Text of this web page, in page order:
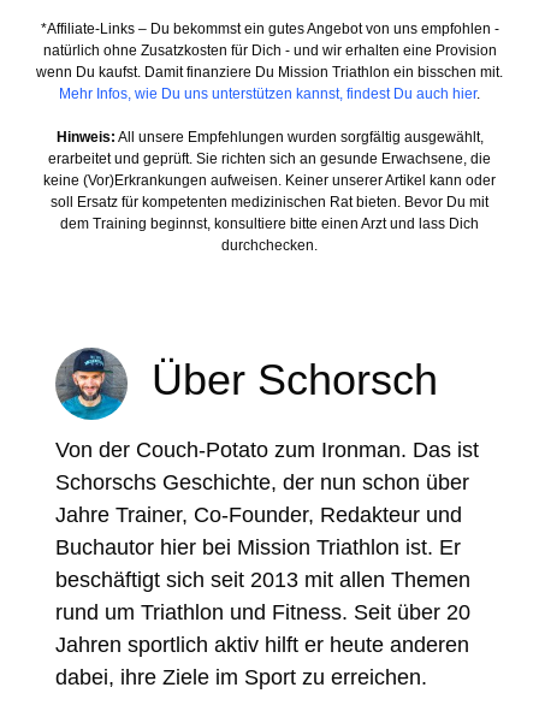
*Affiliate-Links – Du bekommst ein gutes Angebot von uns empfohlen -
natürlich ohne Zusatzkosten für Dich - und wir erhalten eine Provision
wenn Du kaufst. Damit finanziere Du Mission Triathlon ein bisschen mit.
Mehr Infos, wie Du uns unterstützen kannst, findest Du auch hier.
Hinweis: All unsere Empfehlungen wurden sorgfältig ausgewählt,
erarbeitet und geprüft. Sie richten sich an gesunde Erwachsene, die
keine (Vor)Erkrankungen aufweisen. Keiner unserer Artikel kann oder
soll Ersatz für kompetenten medizinischen Rat bieten. Bevor Du mit
dem Training beginnst, konsultiere bitte einen Arzt und lass Dich
durchchecken.
Über Schorsch
Von der Couch-Potato zum Ironman. Das ist
Schorschs Geschichte, der nun schon über
Jahre Trainer, Co-Founder, Redakteur und
Buchautor hier bei Mission Triathlon ist. Er
beschäftigt sich seit 2013 mit allen Themen
rund um Triathlon und Fitness. Seit über 20
Jahren sportlich aktiv hilft er heute anderen
dabei, ihre Ziele im Sport zu erreichen.